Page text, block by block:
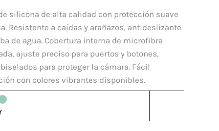
silicona de alta calidad con protección suave
Resistente a caídas y arañazos, antideslizante
de agua. Cobertura interna de microfibra
ajuste preciso para puertos y botones,
para proteger la cámara. Fácil
con colores vibrantes disponibles.